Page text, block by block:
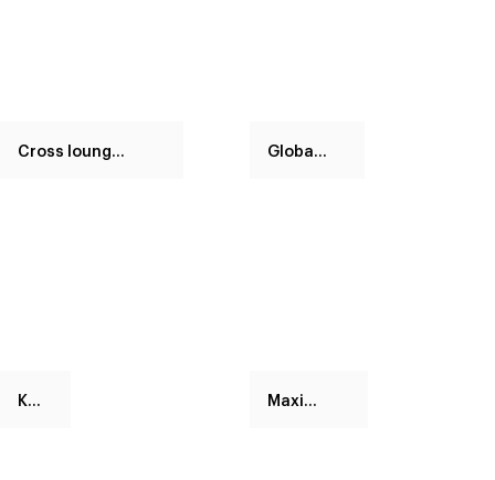
Cross lounge chair Globalove
Kitai Maximilian